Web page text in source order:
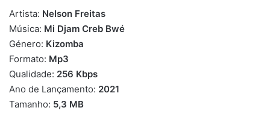
Artista: Nelson Freitas
Música: Mi Djam Creb Bwé
Género: Kizomba
Formato: Mp3
Qualidade: 256 Kbps
Ano de Lançamento: 2021
Tamanho: 5,3 MB